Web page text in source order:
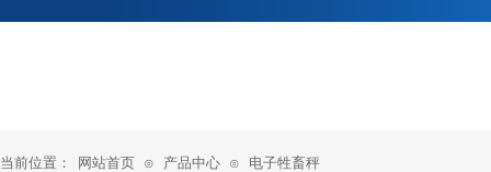
网站首页 ⊙ 产品中心 ⊙ 电子牲畜秤
当前位置：